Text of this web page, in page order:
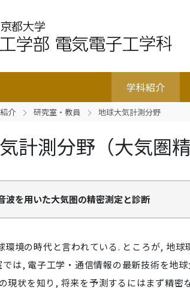
学科紹介
介 研究室・教員 地球大気計測分野
計測分野（大気圏
波を用いた大気圏の精密測定と診断
環境の時代と言われている. ところが, 地
では, 電子工学・通信情報の最新技術を地
現状を知り, 将来を予測するにはまず精